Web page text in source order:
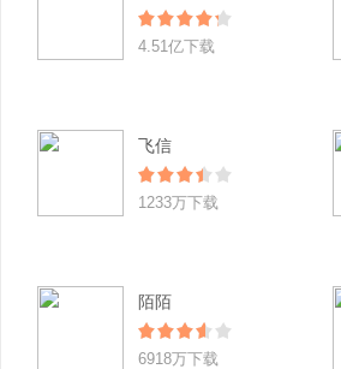
4.51亿下载
飞信
1233万下载
陌陌
6918万下载